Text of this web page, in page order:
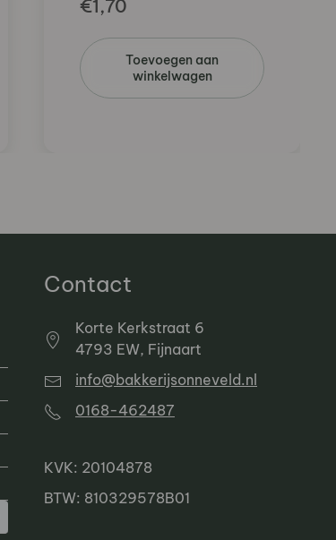
€1,70
Toevoegen aan
winkelwagen
Contact
Korte Kerkstraat 6
4793 EW, Fijnaart
info@bakkerijsonneveld.nl
0168-462487
KVK: 20104878
BTW: 810329578B01